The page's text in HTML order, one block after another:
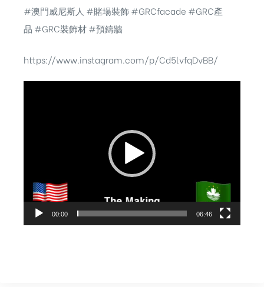
#澳門威尼斯人 #賭場裝飾 #GRCfacade #GRC產
品 #GRC裝飾材#預鑄牆
https://www.instagram.com/p/Cd5lvfqDvBB/
00:00 06:46